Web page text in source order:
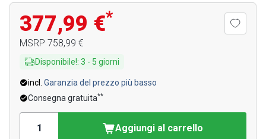
377,99 €*
MSRP 758,99 €
Disponibile!: 3 - 5 giorni
incl. Garanzia del prezzo più basso
Consegna gratuita**
Aggiungi al carrello